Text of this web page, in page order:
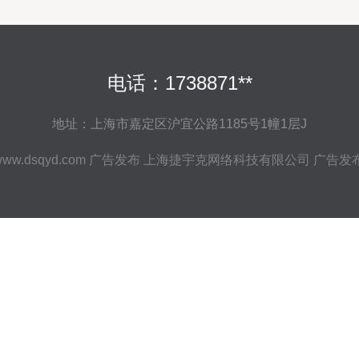
电话：1738871**
地址：上海市嘉定区沪宜公路1185号1幢1层J
广告发布 上海捷宇克网络科技有限公司 广告发